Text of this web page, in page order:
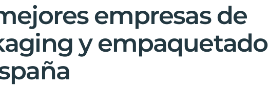
empresas de
y empaquetado